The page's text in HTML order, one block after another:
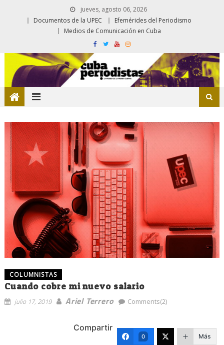
jueves, agosto 06, 2026
Documentos de la UPEC
Efemérides del Periodismo
Medios de Comunicación en Cuba
COLUMNISTAS
Cuando cobre mi nuevo salario
julio 17, 2019 Ariel Terrero Comments(2)
Compartir
0 Más